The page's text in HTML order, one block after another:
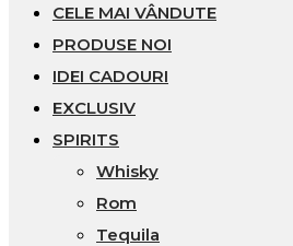
CELE MAI VÂNDUTE
PRODUSE NOI
IDEI CADOURI
EXCLUSIV
SPIRITS
Whisky
Rom
Tequila